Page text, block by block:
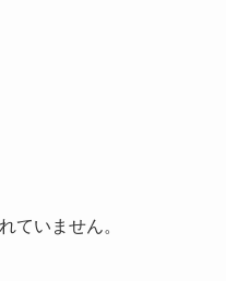
ていません。